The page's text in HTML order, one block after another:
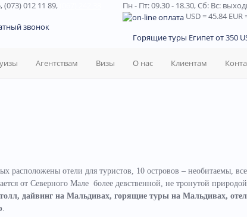
(073) 012 11 89,
звонок
Пн - Пт: 09.30 - 18.30,Сб: Вс:
USD= 45.84EUR
Горящие туры Египет от 350
Агентствам Визы О нас Клиентам
расположены отели для туристов, 10 островов – необитаемы,
от Северного Мале более девственной, не тронутой
дайвинг на Мальдивах, горящие туры на Мальдивах,
.